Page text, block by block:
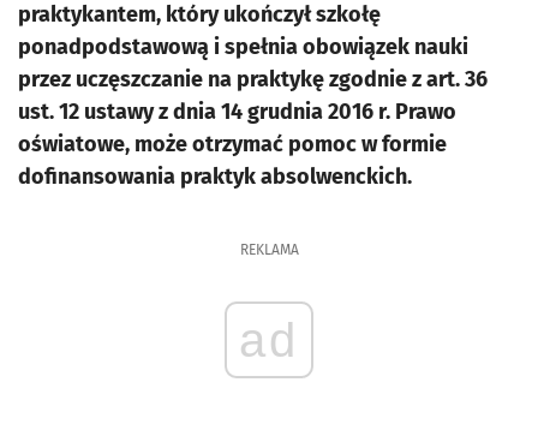
praktykantem, który ukończył szkołę
ponadpodstawową i spełnia obowiązek nauki
przez uczęszczanie na praktykę zgodnie z art. 36
ust. 12 ustawy z dnia 14 grudnia 2016 r. Prawo
oświatowe, może otrzymać pomoc w formie
dofinansowania praktyk absolwenckich.
REKLAMA
ad